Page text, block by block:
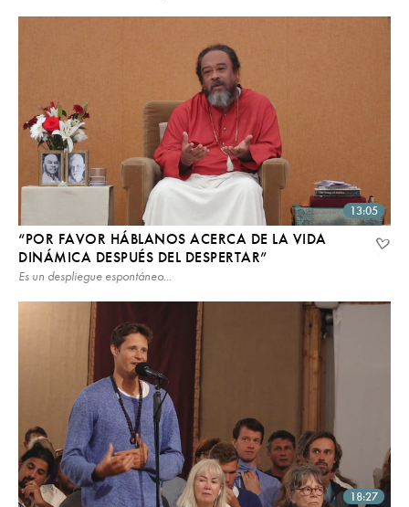
13:05
“POR FAVOR HÁBLANOS ACERCA DE LA VIDA
DINÁMICA DESPUÉS DEL DESPERTAR”
Es un despliegue espontáneo...
18:27